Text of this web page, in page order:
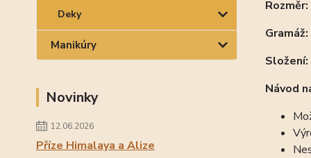
Deky
Manikúry
Novinky
12.06.2026
Příze Himalaya a Alize
Gramáž:
Složení:
Návod